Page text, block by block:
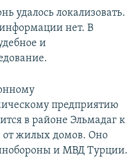
удалось локализовать.
нет. В
и
предприятию
в районе Эльмадаг к
от жилых домов. Оно
и МВД Турции.